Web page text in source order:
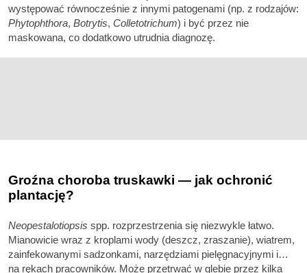
występować równocześnie z innymi patogenami (np. z rodzajów:
Phytophthora, Botrytis, Colletotrichum) i być przez nie
maskowana, co dodatkowo utrudnia diagnozę.
Groźna choroba truskawki — jak ochronić
plantację?
Neopestalotiopsis spp. rozprzestrzenia się niezwykle łatwo.
Mianowicie wraz z kroplami wody (deszcz, zraszanie), wiatrem,
zainfekowanymi sadzonkami, narzędziami pielęgnacyjnymi i…
na rękach pracowników. Może przetrwać w glebie przez kilka